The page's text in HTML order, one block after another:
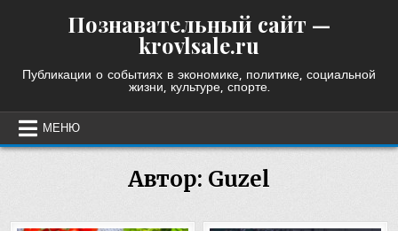
Познавательный сайт —
krovlsale.ru
Публикации о событиях в экономике, политике, социальной
жизни, культуре, спорте.
МЕНЮ
Автор: Guzel